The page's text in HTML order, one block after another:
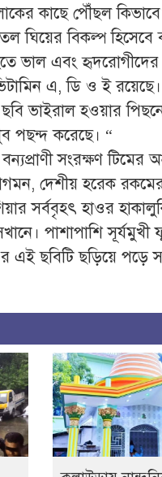
কাছে পৌঁছল
ঘিয়ের বিকল্প
ভাল এবং
এ, ডি ও ই
ভাইরাল হওয়ার
পছন্দ করেছে। “
বন্যপ্রাণী সংরক্ষণ
দেশীয় হরেক রকমের
সর্ববৃহৎ হাওর
পাশাপাশি
এই ছবিটি ছড়িয়ে পড়ে